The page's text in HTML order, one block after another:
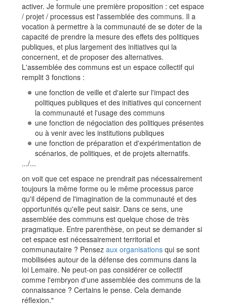
activer. Je formule une première proposition : cet espace
/ projet / processus est l'assemblée des communs. Il a
vocation à permettre à la communauté de se doter de la
capacité de prendre la mesure des effets des politiques
publiques, et plus largement des initiatives qui la
concernent, et de proposer des alternatives.
L'assemblée des communs est un espace collectif qui
remplit 3 fonctions :
une fonction de veille et d'alerte sur l'impact des
politiques publiques et des initiatives qui concernent
la communauté et l'usage des communs
une fonction de négociation des politiques présentes
ou à venir avec les institutions publiques
une fonction de préparation et d'expérimentation de
scénarios, de politiques, et de projets alternatifs.
.../...
on voit que cet espace ne prendrait pas nécessairement
toujours la même forme ou le même processus parce
qu'il dépend de l'imagination de la communauté et des
opportunités qu'elle peut saisir. Dans ce sens, une
assemblée des communs est quelque chose de très
pragmatique. Entre parenthèse, on peut se demander si
cet espace est nécessairement territorial et
communautaire ? Pensez aux organisations qui se sont
mobilisées autour de la défense des communs dans la
loi Lemaire. Ne peut-on pas considérer ce collectif
comme l'embryon d'une assemblée des communs de la
connaissance ? Certains le pense. Cela demande
réflexion."